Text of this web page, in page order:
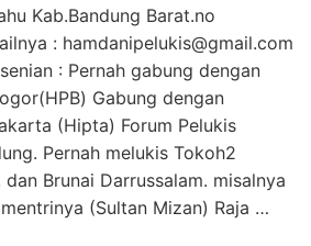
Kab.Bandung Barat.no
: hamdanipelukis@gmail.com
: Pernah gabung dengan
Gabung dengan
(Hipta) Forum Pelukis
Pernah melukis Tokoh2
Brunai Darrussalam. misalnya
(Sultan Mizan) Raja …